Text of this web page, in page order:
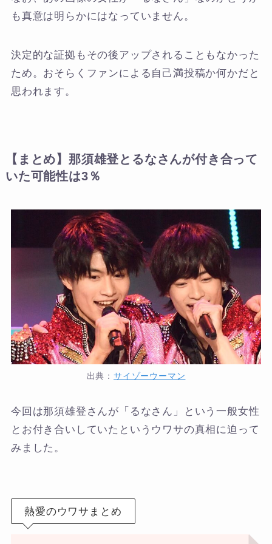
も真意は明らかにはなっていません。
決定的な証拠もその後アップされることもなかった
ため。おそらくファンによる自己満投稿か何かだと
思われます。
【まとめ】那須雄登とるなさんが付き合って
いた可能性は3％
出典： サイゾーウーマン
今回は那須雄登さんが「るなさん」という一般女性
とお付き合いしていたというウワサの真相に迫って
みました。
熱愛のウワサまとめ